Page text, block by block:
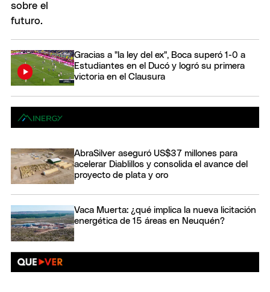
Gracias a "la ley del ex", Boca superó 1-0 a
Estudiantes en el Ducó y logró su primera
victoria en el Clausura
AbraSilver aseguró US$37 millones para
acelerar Diablillos y consolida el avance del
proyecto de plata y oro
Vaca Muerta: ¿qué implica la nueva licitación
energética de 15 áreas en Neuquén?